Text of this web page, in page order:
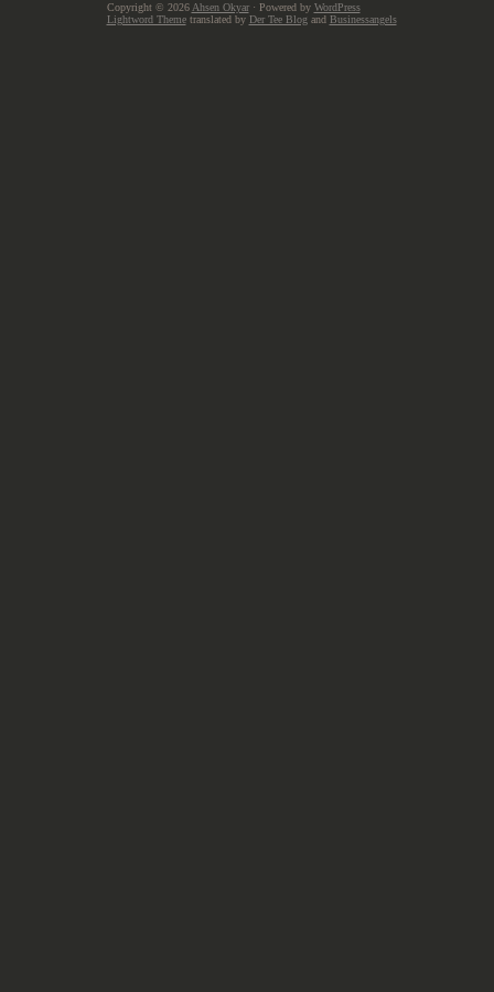
Copyright © 2026 Ahsen Okyar· Powered by WordPress
Lightword Themetranslated by Der Tee Blog and Businessangels